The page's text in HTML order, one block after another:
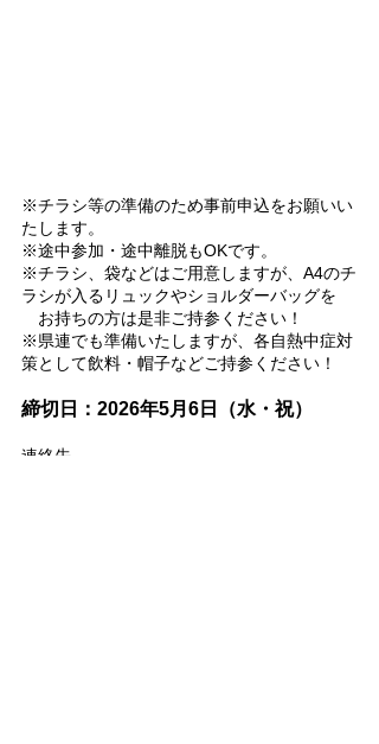
※チラシ等の準備のため事前申込をお願いい
たします。
※途中参加・途中離脱もOKです。
※チラシ、袋などはご用意しますが、A4のチ
ラシが入るリュックやショルダーバッグを
お持ちの方は是非ご持参ください！
※県連でも準備いたしますが、各自熱中症対
策として飲料・帽子などご持参ください！
締切日：2026年5月6日（水・祝）
連絡先